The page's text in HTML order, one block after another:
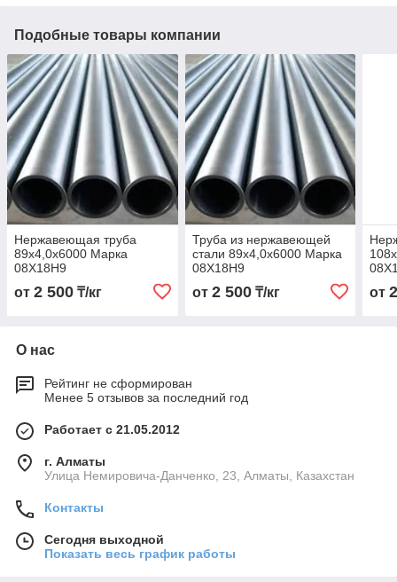
Подобные товары компании
Нержавеющая труба
89х4,0х6000 Марка
08Х18Н9
от 2 500 ₸/кг
Труба из нержавеющей
стали 89х4,0х6000 Марка
08Х18Н9
от 2 500₸/кг от
О нас
Рейтинг не сформирован
Менее 5 отзывов за последний год
Работает с 21.05.2012
г. Алматы
Улица Немировича-Данченко, 23, Алматы, Казахстан
Контакты
Сегодня выходной
Показать весь график работы